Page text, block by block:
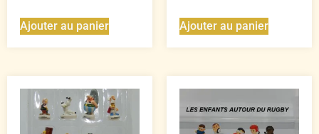
Ajouter au panier Ajouter au panier